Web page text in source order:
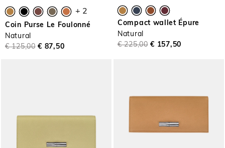
+ 2
Coin Purse Le Foulonné
Natural
€ 125,00 € 87,50
Compact wallet Épure
Natural
€ 225,00 € 157,50